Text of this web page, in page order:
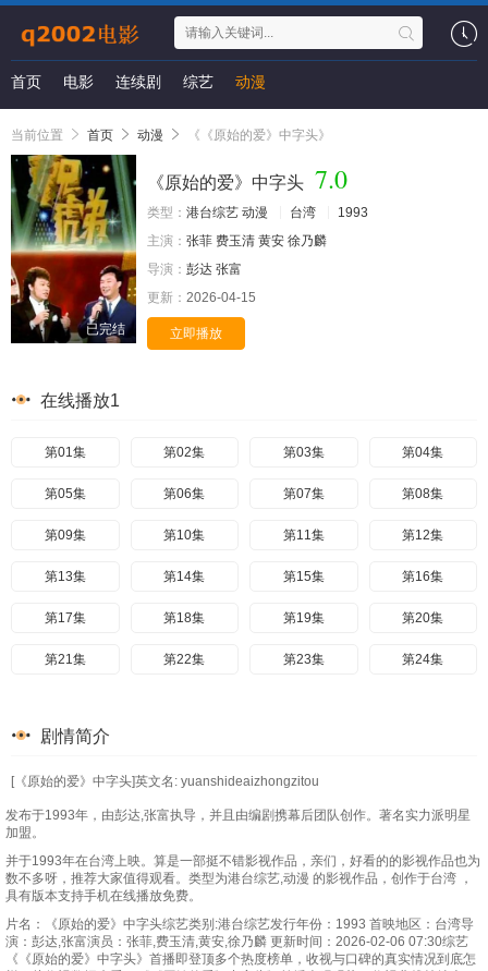
首页 电影 连续剧 综艺 动漫
当前位置 首页 动漫 《《原始的爱》中字头》
已完结
《原始的爱》中字头 7.0
类型： 港台综艺 动漫 台湾
1993
主演： 张菲 费玉清 黄安 徐乃麟
导演： 彭达 张富
更新： 2026-04-15
立即播放
在线播放1
第01集 第02集 第03集 第04集
第05集 第06集 第07集 第08集
第09集 第10集 第11集 第12集
第13集 第14集 第15集 第16集
第17集 第18集 第19集 第20集
第21集 第22集 第23集 第24集
剧情简介
[《原始的爱》中字头]英文名: yuanshideaizhongzitou
发布于1993年，由彭达,张富执导，并且由编剧携幕后团队创作。著名实力派明星
加盟。
并于1993年在台湾上映。算是一部挺不错影视作品，亲们，好看的的影视作品也为
数不多呀，推荐大家值得观看。类型为港台综艺,动漫 的影视作品，创作于台湾 ，
具有版本支持手机在线播放免费。
片名：《原始的爱》中字头综艺类别:港台综艺发行年份：1993 首映地区：台湾导
演：彭达,张富演员：张菲,费玉清,黄安,徐乃麟 更新时间：2026-02-06 07:30综艺
《《原始的爱》中字头》首播即登顶多个热度榜单，收视与口碑的真实情况到底怎